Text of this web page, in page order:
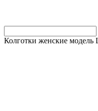
Колготки женские модель